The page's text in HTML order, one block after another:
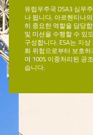
미터
특
연구
하게
후 변
산하
고 있
유럽우주국 DSA3 심우
나 됩니다. 아르헨티나
히 중요한 역할을 담당
및 미션을 수행할 수 있
구성합니다. ESA는 지
화 위험으로부터 보호
며 100% 이중처리된 공
습니다.
Weiss Technik
Schunk Group
Schunk Transit Systems
Schunk Mobility
Schunk Technical Ceramics